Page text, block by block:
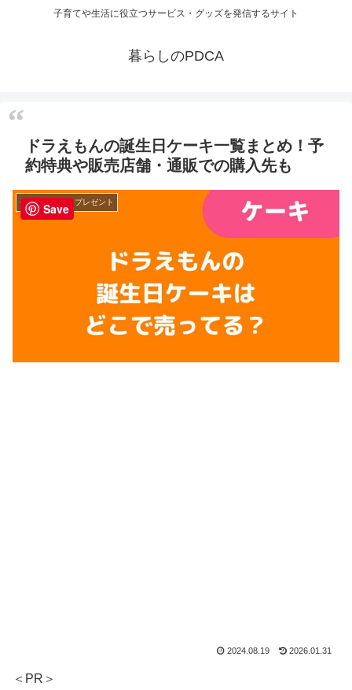
子育てや生活に役立つサービス・グッズを発信するサイト
暮らしのPDCA
ドラえもんの誕生日ケーキ一覧まとめ！予
約特典や販売店舗・通販での購入先も
子育てグッズ・プレゼント
2024.08.19 2026.01.31
＜PR＞
Save